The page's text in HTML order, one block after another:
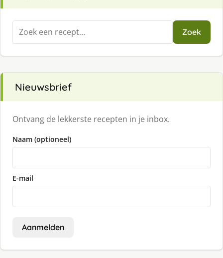
Zoeken
naar:
Zoek
Nieuwsbrief
Ontvang de lekkerste recepten in je inbox.
Naam (optioneel)
E-mail
Aanmelden